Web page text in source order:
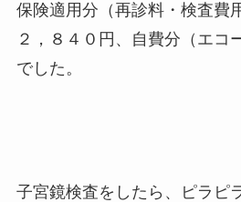
保険適用分（再診料・検査費
２，８４０円、自費分（エコ
でした。
子宮鏡検査をしたら、ピラピ